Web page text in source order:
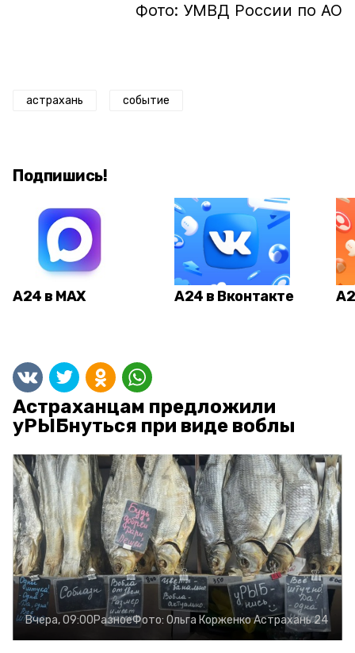
Фото: УМВД России по АО
астрахань событие
Подпишись!
А24 в MAX А24 в Вконтакте
Астраханцам предложили
уРЫБнуться при виде воблы
Вчера, 09:00РазноеФото: Ольга КорженкоАстрахань 24